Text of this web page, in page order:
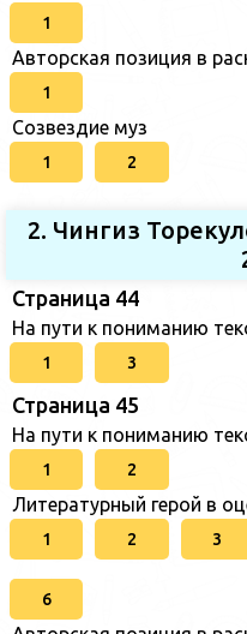
1
Авторская позиция в
1
Созвездие муз
1 2
2. Чингиз
Страница 44
На пути к пониманию
1 3
Страница 45
На пути к пониманию
1 2
Литературный герой в
1 2 3
6